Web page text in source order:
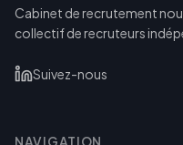
Cabinet de recrutement
collectif de recruteurs
Suivez-nous
NAVIGATION